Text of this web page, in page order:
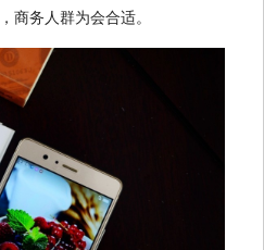
商务人群为会合适。